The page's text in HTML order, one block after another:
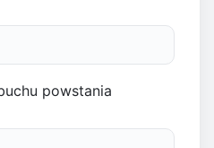
powstania